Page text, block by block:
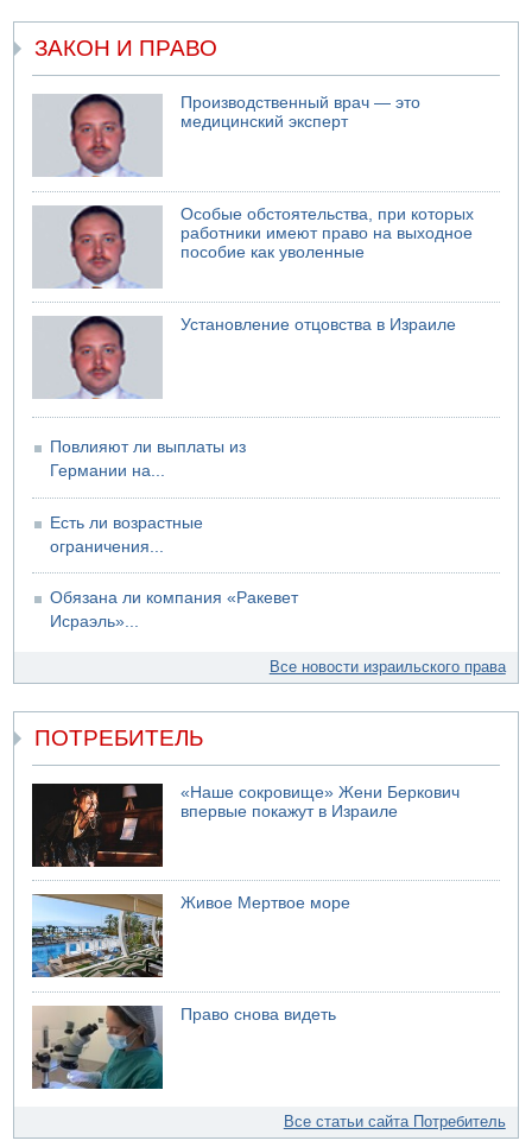
04.08.2026 20:31
реках и ручьях на севере страны
04.08.2026 19:20
Шоссе 6 и участок шоссе 1 в восточном направлении в
ЗАКОН И ПРАВО
Производственный врач — это
медицинский эксперт
Особые обстоятельства, при которых
работники имеют право на выходное
пособие как уволенные
Установление отцовства в Израиле
Повлияют ли выплаты из
Германии на...
Есть ли возрастные
ограничения...
Обязана ли компания «Ракевет
Исраэль»...
Все новости израильского права
ПОТРЕБИТЕЛЬ
«Наше сокровище» Жени Беркович
впервые покажут в Израиле
Живое Мертвое море
Право снова видеть
Все статьи сайта Потребитель